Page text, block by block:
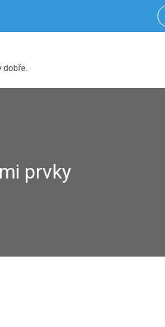
dobře.
prvky